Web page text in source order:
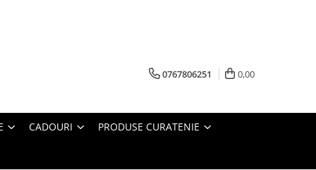
0767806251 0,00
CADOURI PRODUSE CURATENIE